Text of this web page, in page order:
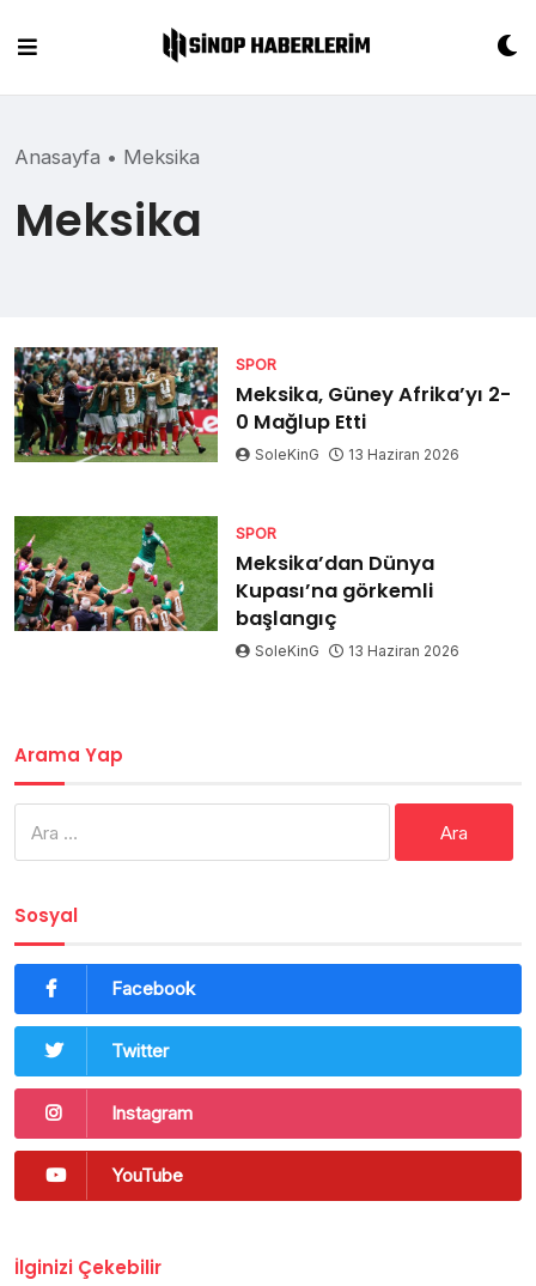
content
Anasayfa • Meksika
Meksika
SPOR
Meksika, Güney Afrika’yı 2-
0 Mağlup Etti
SoleKinG 13 Haziran 2026
SPOR
Meksika’dan Dünya
Kupası’na görkemli
başlangıç
SoleKinG 13 Haziran 2026
Arama Yap
Sosyal
Facebook
Twitter
Instagram
YouTube
İlginizi Çekebilir